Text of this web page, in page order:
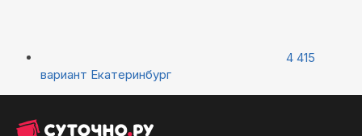
4 415
вариант Екатеринбург